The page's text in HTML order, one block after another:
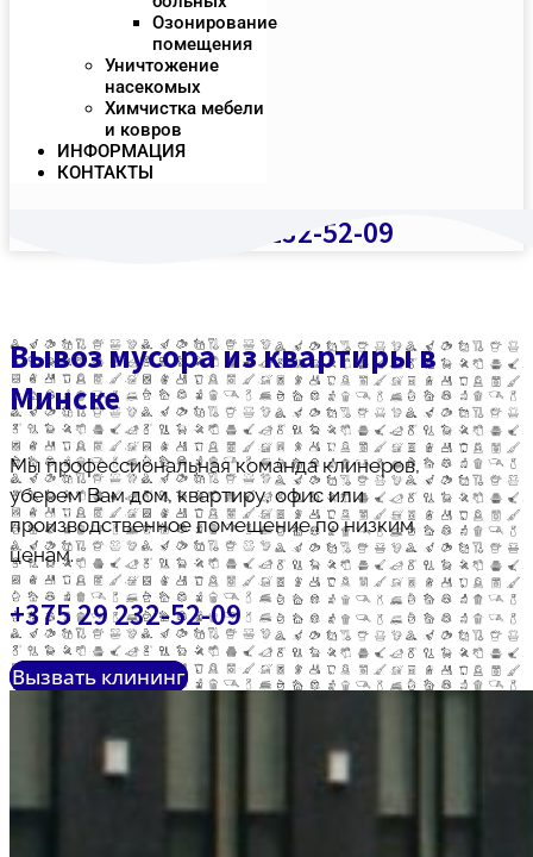
Озонирование
помещения
Уничтожение
насекомых
Химчистка мебели
и ковров
ИНФОРМАЦИЯ
КОНТАКТЫ
+375 (29) 232-52-09
Вывоз мусора из квартиры в
Минске
Мы профессиональная команда клинеров,
уберем Вам дом, квартиру, офис или
производственное помещение по низким
ценам.
+375 29 232-52-09
Вызвать клининг